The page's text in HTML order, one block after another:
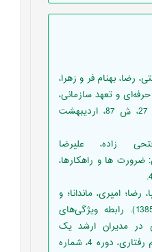
رضا، بهنام فر و زهرا،
حرفه‌ای و تعهد سازمانی،
نشریه پرستاري ایران، دوره 27، ش 87، اردیبهشت
زاده، علیرضا
ضرورت ها و راهکارها،
امیری، ماندانا؛ و
میر زمانی، سید محمود، (1385). رابطه ویژگی‌های
مدیران ارشد یک
سازمان دولتی، تحقیقات علوم رفتاری، دوره 4، شماره